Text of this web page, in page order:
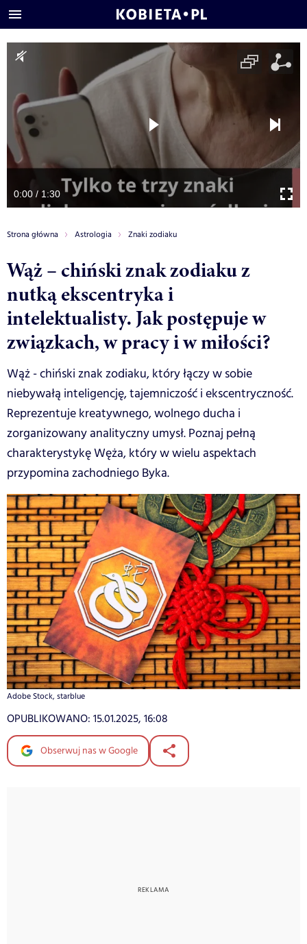
0:00 / 1:30
Strona główna Astrologia Znaki zodiaku
Wąż – chiński znak zodiaku z
nutką ekscentryka i
intelektualisty. Jak postępuje w
związkach, w pracy i w miłości?
Wąż - chiński znak zodiaku, który łączy w sobie
niebywałą inteligencję, tajemniczość i ekscentryczność.
Reprezentuje kreatywnego, wolnego ducha i
zorganizowany analityczny umysł. Poznaj pełną
charakterystykę Węża, który w wielu aspektach
przypomina zachodniego Byka.
Adobe Stock, starblue
OPUBLIKOWANO: 15.01.2025, 16:08
Obserwuj nas w Google